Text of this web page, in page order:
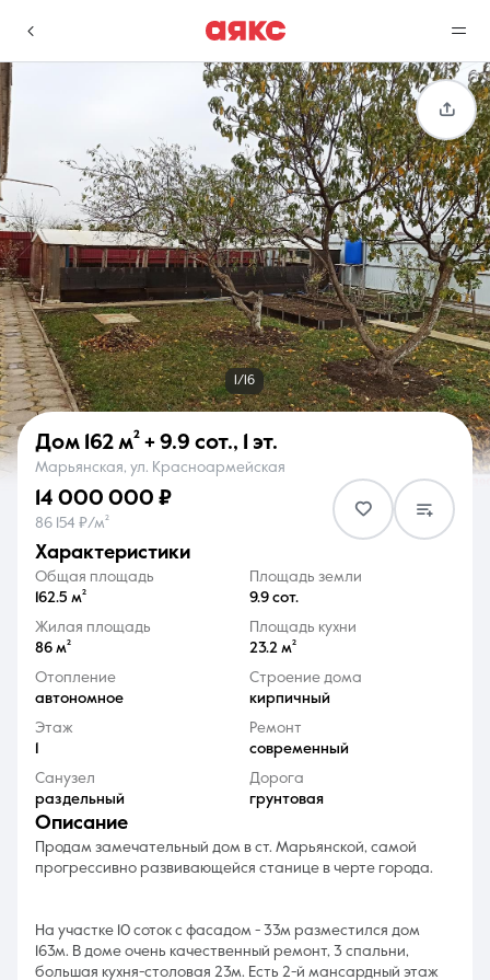
г. Краснодар
Избранное
0 объявлений
Сравнение
0 объявлений
Недвижимость Услуги
О компании Контакты
8 (861) 297-00-00
Ежедневно с 08:30 до 20:00
1/16
Дом 162 м² + 9.9 сот., 1 эт.
Марьянская, ул. Красноармейская
14 000 000 ₽
86 154 ₽/м²
характеристики
Общая площадь
162.5 м²
Площадь земли
9.9 сот.
Жилая площадь
86 м²
Площадь кухни
23.2 м²
Отопление
автономное
Строение дома
кирпичный
Этаж
Ремонт
современный
Санузел
раздельный
Дорога
грунтовая
описание
Продам замечательный дом в ст. Марьянской, самой
прогрессивно развивающейся станице в черте города.
На участке 10 соток с фасадом - 33м разместился дом
163м. В доме очень качественный ремонт, 3 спальни,
большая кухня-столовая 23м. Есть 2-й мансардный этаж